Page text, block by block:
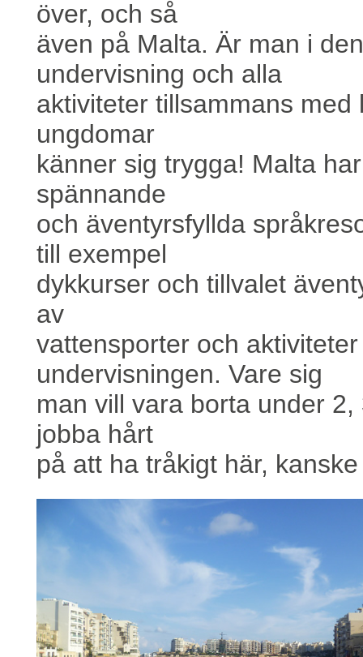
över, och så
även på Malta. Är man i
undervisning och alla
aktiviteter tillsammans
ungdomar
känner sig trygga! Malta
spännande
och äventyrsfyllda
till exempel
dykkurser och tillvalet
av
vattensporter och
undervisningen. Vare sig
man vill vara borta under
jobba hårt
på att ha tråkigt här,